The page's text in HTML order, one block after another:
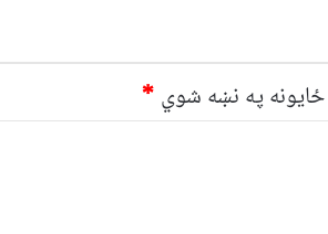
په نښه شوي *